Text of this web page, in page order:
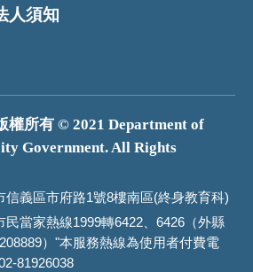
人須知
權所有 © 2021 Department of
Government. All Rights
信義區市府路1號8樓南區(終身教育科)
民當家熱線1999轉6422、6426（外縣
）"本服務熱線為使用者付費電
81926038